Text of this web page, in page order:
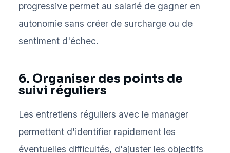
progressive permet au salarié de gagner en
autonomie sans créer de surcharge ou de
sentiment d'échec.
6. Organiser des points de
suivi réguliers
Les entretiens réguliers avec le manager
permettent d'identifier rapidement les
éventuelles difficultés, d'ajuster les objectifs